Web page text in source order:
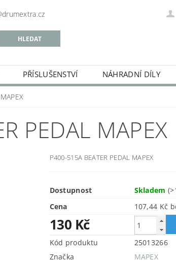
PŘÍSLUŠENSTVÍ NÁHRADNÍ DÍLY
PEDAL MAPEX
P400-515A BEATER PEDAL MAPEX
Dostupnost Skladem
Cena
130 Kč
Kód produktu
25013266
Značka
MAPEX